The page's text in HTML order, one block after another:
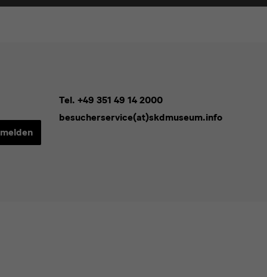
Tel. +49 351 49 14 2000
besucherservice(at)skdmuseum.info